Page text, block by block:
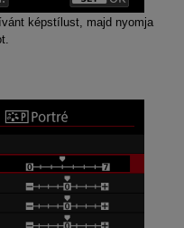
képstílust, majd nyomja